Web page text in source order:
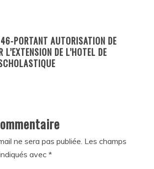
PORTANT AUTORISATION DE
L’EXTENSION DE L’HOTEL DE
ne sera pas publiée. Les champs
avec *